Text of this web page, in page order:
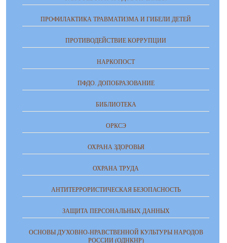
ПРОФИЛАКТИКА ТРАВМАТИЗМА И ГИБЕЛИ ДЕТЕЙ
ПРОТИВОДЕЙСТВИЕ КОРРУПЦИИ
НАРКОПОСТ
ПФДО. ДОПОБРАЗОВАНИЕ
БИБЛИОТЕКА
ОРКСЭ
ОХРАНА ЗДОРОВЬЯ
ОХРАНА ТРУДА
АНТИТЕРРОРИСТИЧЕСКАЯ БЕЗОПАСНОСТЬ
ЗАЩИТА ПЕРСОНАЛЬНЫХ ДАННЫХ
ОСНОВЫ ДУХОВНО-НРАВСТВЕННОЙ КУЛЬТУРЫ НАРОДОВ
РОССИИ (ОДНКНР)